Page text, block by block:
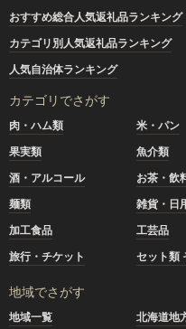
おすすめ総合人気返礼品ランキング
カテゴリ別人気返礼品ランキング
人気自治体ランキング
カテゴリでさがす
肉・ハム類 米・パン
果実類
魚介類
酒・アルコール
お茶・飲
麺類
雑貨・日
加工食品
工芸品
旅行・チケット
セット類
地域でさがす
地域一覧 北海道地